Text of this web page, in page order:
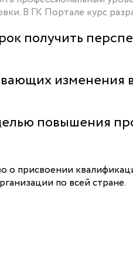
В ГК Портале курс
получить
изменения
повышения
о присвоении
по всей стране.